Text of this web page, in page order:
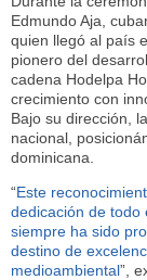
Edmundo Aja,
quien llegó al país
pionero del
cadena Hodelpa
crecimiento con
Bajo su dirección,
nacional,
dominicana.
“Este
dedicación de todo
siempre ha sido
destino de
medioambiental”,